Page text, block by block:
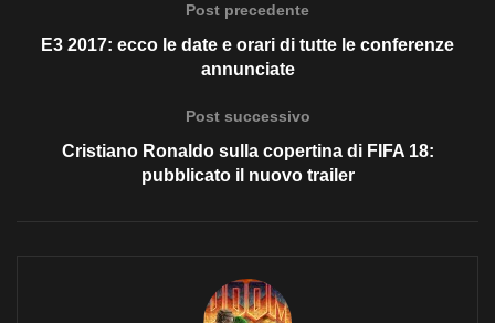
Post precedente
E3 2017: ecco le date e orari di tutte le conferenze
annunciate
Post successivo
Cristiano Ronaldo sulla copertina di FIFA 18:
pubblicato il nuovo trailer